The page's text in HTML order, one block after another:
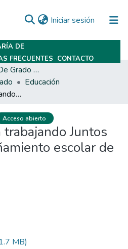
Iniciar sesión (current)
DE
FRECUENTES CONTACTO
Trabajos Finales De Grado Y Posgrado
Educación
Familia-escuela trabajando Juntos por un acompañamiento escolar de calidad
Acceso abierto
Juntos
escolar de
MB)